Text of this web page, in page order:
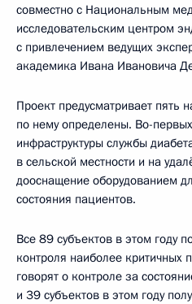
совместно с Национальным
исследовательским центром
с привлечением ведущих
академика Ивана Ивановича
Проект предусматривает пять
по нему определены. Во-
инфраструктуры службы
в сельской местности и на
дооснащение оборудованием
состояния пациентов.
Все 89 субъектов в этом году
контроля наиболее критичных
говорят о контроле за
и 39 субъектов в этом году